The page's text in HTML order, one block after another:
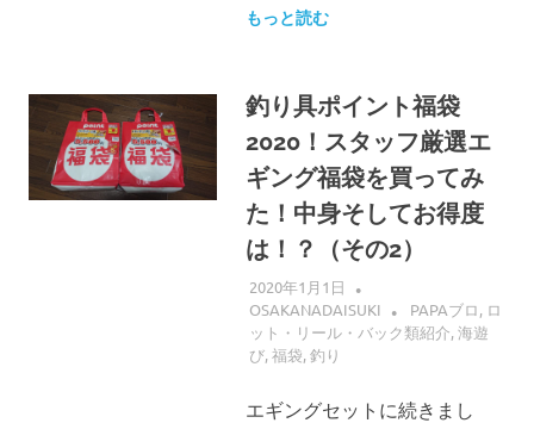
もっと読む
釣り具ポイント福袋
2020！スタッフ厳選エ
ギング福袋を買ってみ
た！中身そしてお得度
は！？（その2）
2020年1月1日
OSAKANADAISUKI
PAPAブロ, ロ
ット・リール・バック類紹介,海遊
び,福袋,釣り
エギングセットに続きまし